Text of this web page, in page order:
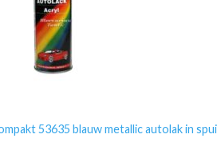
53635 blauw metallic autolak in